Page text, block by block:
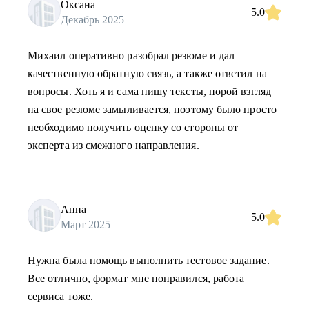
Оксана
Декабрь 2025
5.0
Михаил оперативно разобрал резюме и дал
качественную обратную связь, а также ответил на
вопросы. Хоть я и сама пишу тексты, порой взгляд
на свое резюме замыливается, поэтому было просто
необходимо получить оценку со стороны от
эксперта из смежного направления.
Анна
Март 2025
5.0
Нужна была помощь выполнить тестовое задание.
Все отлично, формат мне понравился, работа
сервиса тоже.